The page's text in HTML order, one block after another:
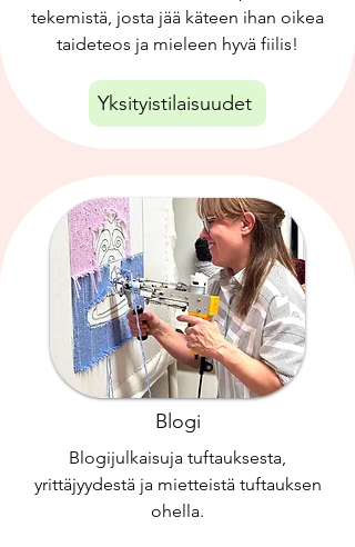
tekemistä, josta jää käteen ihan oikea
taideteos ja mieleen hyvä fiilis!
Yksityistilaisuudet
Blogi
Blogijulkaisuja tuftauksesta,
yrittäjyydestä ja mietteistä tuftauksen
ohella.